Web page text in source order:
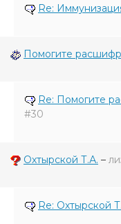
Re:
Помогите
Re: Помогите
#30
Охтырской Т.А. –
Re: Охтырской